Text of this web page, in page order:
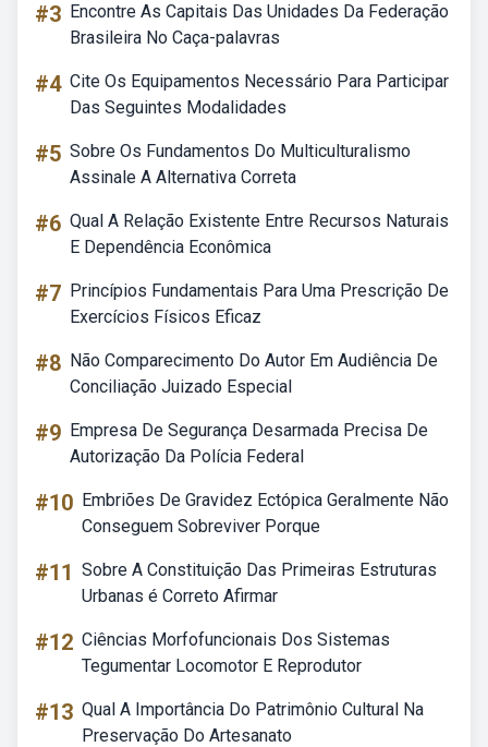
#3 Encontre As Capitais Das Unidades Da Federação
Brasileira No Caça-palavras
#4 Cite Os Equipamentos Necessário Para Participar
Das Seguintes Modalidades
#5 Sobre Os Fundamentos Do Multiculturalismo
Assinale A Alternativa Correta
#6 Qual A Relação Existente Entre Recursos Naturais
E Dependência Econômica
#7 Princípios Fundamentais Para Uma Prescrição De
Exercícios Físicos Eficaz
#8 Não Comparecimento Do Autor Em Audiência De
Conciliação Juizado Especial
#9 Empresa De Segurança Desarmada Precisa De
Autorização Da Polícia Federal
#10 Embriões De Gravidez Ectópica Geralmente Não
Conseguem Sobreviver Porque
#11 Sobre A Constituição Das Primeiras Estruturas
Urbanas é Correto Afirmar
#12 Ciências Morfofuncionais Dos Sistemas
Tegumentar Locomotor E Reprodutor
#13 Qual A Importância Do Patrimônio Cultural Na
Preservação Do Artesanato